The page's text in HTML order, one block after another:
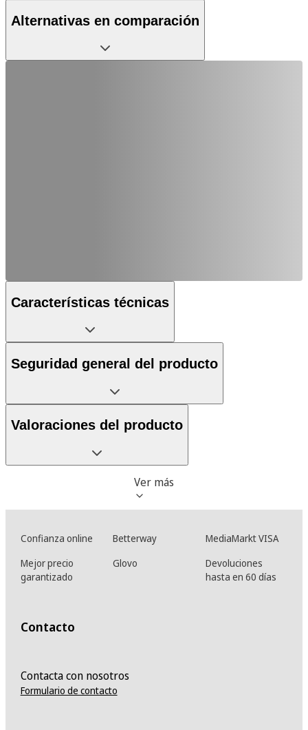
Alternativas en comparación
Características técnicas
Seguridad general del producto
Valoraciones del producto
Ver más
Confianza online Betterway
MediaMarkt VISA
Mejor precio
garantizado
Glovo
Devoluciones
hasta en 60 días
Contacto
Contacta con nosotros
Formulario de contacto